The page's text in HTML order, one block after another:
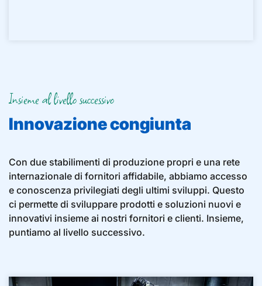
Insieme al livello successivo
Innovazione congiunta
Con due stabilimenti di produzione propri e una rete
internazionale di fornitori affidabile, abbiamo accesso
e conoscenza privilegiati degli ultimi sviluppi. Questo
ci permette di sviluppare prodotti e soluzioni nuovi e
innovativi insieme ai nostri fornitori e clienti. Insieme,
puntiamo al livello successivo.